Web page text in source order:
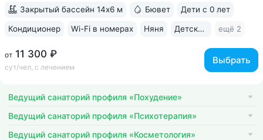
от 11 300 ₽
сут/чел, с лечением
Выбрать
Закрытый бассейн 14х6 м Бювет Дети с 0 лет
Кондиционер Wi-Fi в номерах Няня Детская комната ещё 2
Ведущий санаторий профиля «Похудение»
Ведущий санаторий профиля «Психотерапия»
Ведущий санаторий профиля «Косметология»